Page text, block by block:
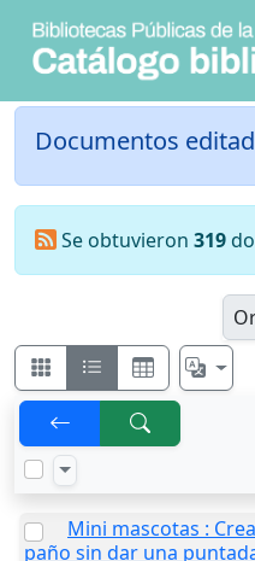
Documentos
Se obtuvieron 319
Mini mascotas :
paño sin dar una